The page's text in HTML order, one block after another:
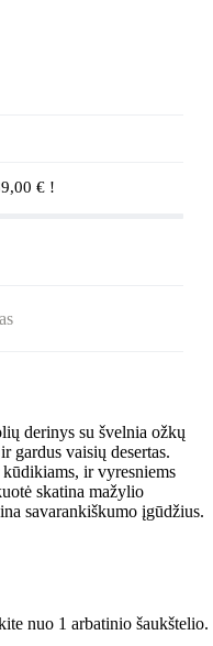
€ !
derinys su švelnia ožkų
gardus vaisių desertas.
ir vyresniems
skatina mažylio
savarankiškumo įgūdžius.
nuo 1 arbatinio šaukštelio.